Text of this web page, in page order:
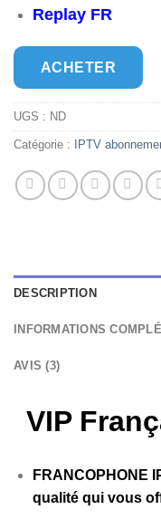
Replay FR
ACHETER
UGS : ND
Catégorie : IPTV
DESCRIPTION
INFORMATIONS
AVIS (3)
VIP
FRANCOPHONE
qualité qui vous